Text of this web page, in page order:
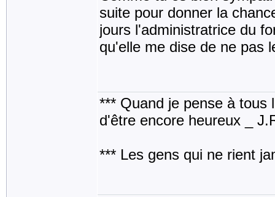
suite pour donner la
jours l'administratrice du
qu'elle me dise de ne pas
*** Quand je pense à tous
d'être encore heureux _
*** Les gens qui ne rient